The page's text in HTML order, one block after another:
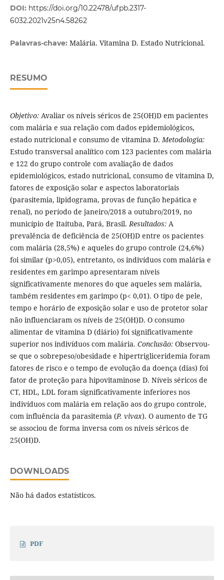
DOI: https://doi.org/10.22478/ufpb.2317-
6032.2021v25n4.58262
Palavras-chave: Malária. Vitamina D. Estado Nutricional.
RESUMO
Objetivo:Avaliar os níveis séricos de 25(OH)D em pacientes
com malária e sua relação com dados epidemiológicos,
estado nutricional e consumo de vitamina D.Metodologia:
Estudo transversal analítico com 123 pacientes com malária
e 122 do grupo controle com avaliação de dados
epidemiológicos, estado nutricional, consumo de vitamina D,
fatores de exposição solar e aspectos laboratoriais
(parasitemia, lipidograma, provas de função hepática e
renal), no período de janeiro/2018 a outubro/2019, no
município de Itaituba, Pará, Brasil.Resultados:A
prevalência de deficiência de 25(OH)D entre os pacientes
com malária (28,5%) e aqueles do grupo controle (24,6%)
foi similar (p>0,05), entretanto, os indivíduos com malária e
residentes em garimpo apresentaram níveis
significativamente menores do que aqueles sem malária,
também residentes em garimpo (p< 0,01). O tipo de pele,
tempo e horário de exposição solar e uso de protetor solar
não influenciaram os níveis de 25(OH)D. O consumo
alimentar de vitamina D (diário) foi significativamente
superior nos indivíduos com malária. Conclusão:Observou-
se que o sobrepeso/obesidade e hipertrigliceridemia foram
fatores de risco e o tempo de evolução da doença (dias) foi
fator de proteção para hipovitaminose D. Níveis séricos de
CT, HDL, LDL foram significativamente inferiores nos
indivíduos com malária em relação aos do grupo controle,
com influência da parasitemia (P. vivax). O aumento de TG
se associou de forma inversa com os níveis séricos de
25(OH)D.
DOWNLOADS
Não há dados estatísticos.
PDF